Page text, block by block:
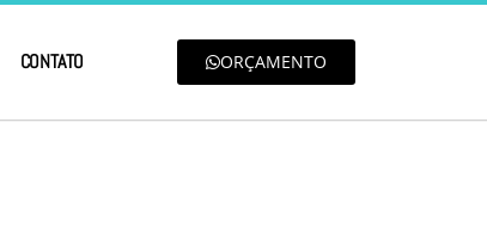
CONTATO ORÇAMENTO